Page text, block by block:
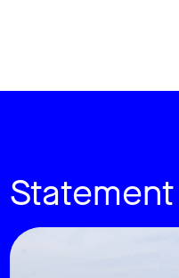
Statement